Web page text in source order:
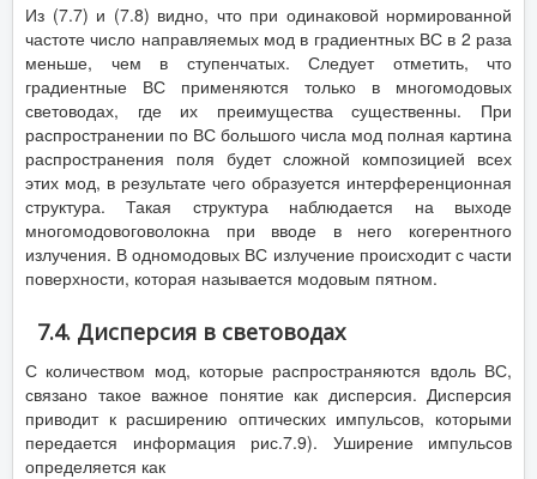
Из (7.7) и (7.8) видно, что при одинаковой нормированной
частоте число направляемых мод в градиентных ВС в 2 раза
меньше, чем в ступенчатых. Следует отметить, что
градиентные ВС применяются только в многомодовых
световодах, где их преимущества существенны. При
распространении по ВС большого числа мод полная картина
распространения поля будет сложной композицией всех
этих мод, в результате чего образуется интерференционная
структура. Такая структура наблюдается на выходе
многомодовоговолокна при вводе в него когерентного
излучения. В одномодовых ВС излучение происходит с части
поверхности, которая называется модовым пятном.
7.4. Дисперсия в световодах
С количеством мод, которые распространяются вдоль ВС,
связано такое важное понятие как дисперсия. Дисперсия
приводит к расширению оптических импульсов, которыми
передается информация рис.7.9). Уширение импульсов
определяется как